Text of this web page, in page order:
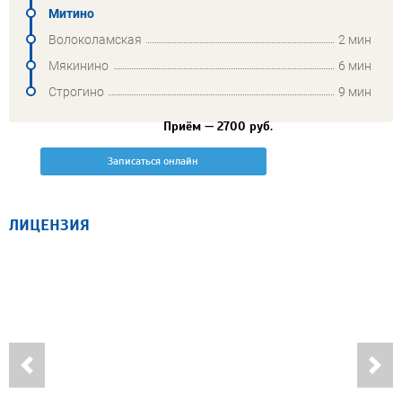
Приём — 2700 руб.
Записаться онлайн
Митино
Волоколамская
2 мин
Мякинино
6 мин
Строгино
9 мин
ЛИЦЕНЗИЯ